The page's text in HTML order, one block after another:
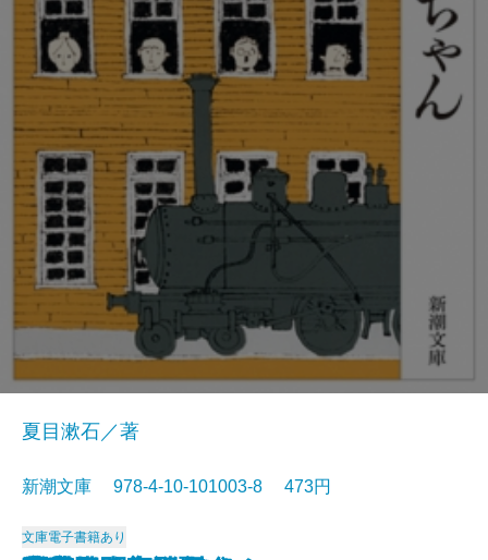
夏目漱石／著
新潮文庫 978-4-10-101003-8 473円
文庫電子書籍あり